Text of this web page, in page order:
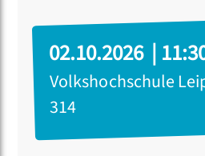
02.10.2026 |
Volkshochschule
314